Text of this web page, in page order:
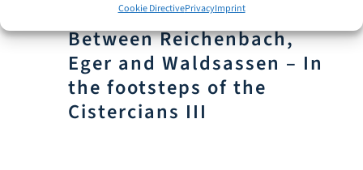
Cookie DirectivePrivacyImprint
Monastery landscape hike:
Between Reichenbach,
Eger and Waldsassen – In
the footsteps of the
Cistercians III